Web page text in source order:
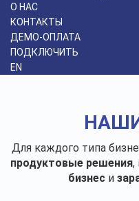
О НАС
КОНТАКТЫ
ДЕМО-ОПЛАТА
ПОДКЛЮЧИТЬ
EN
Для каждого типа
продуктовые решения,
бизнес и